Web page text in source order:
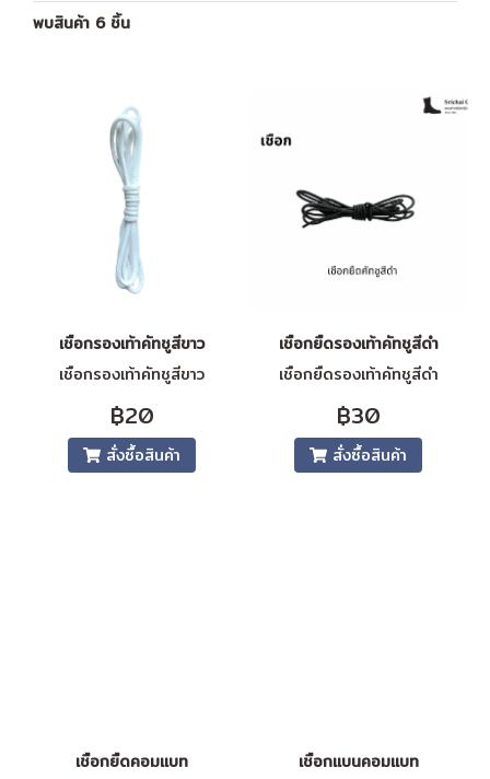
พบสินค้า 6 ชิ้น
เชือกรองเท้าคัทชูสีขาว
เชือกรองเท้าคัทชูสีขาว
฿20
สั่งซื้อสินค้า
เชือกยืดรองเท้าคัทชูสีดำ
เชือกยืดรองเท้าคัทชูสีดำ
฿30
สั่งซื้อสินค้า
เชือกยืดคอมแบท
เชือกแบนคอมแบท